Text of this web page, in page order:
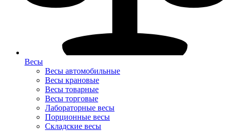
Весы
Весы автомобильные
Весы крановые
Весы товарные
Весы торговые
Лабораторные весы
Порционные весы
Складские весы